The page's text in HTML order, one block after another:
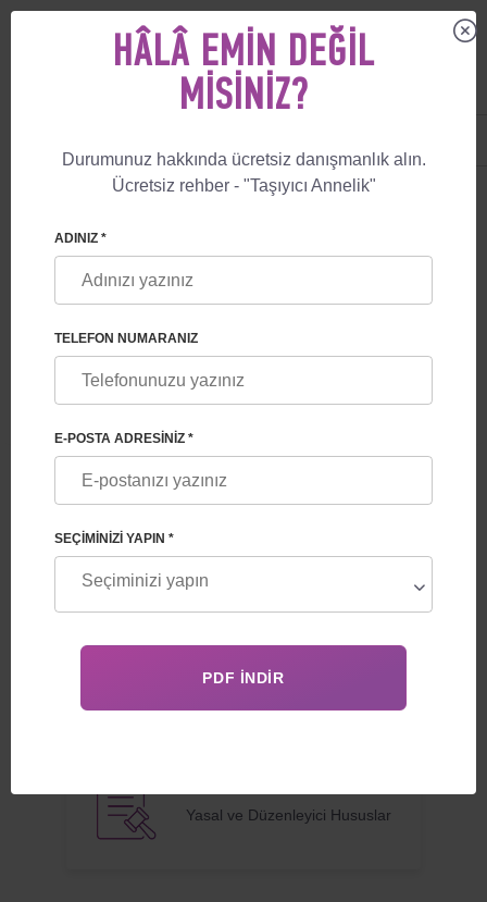
HIZMETLER TAŞIYICI ANNENIN SEÇILEN ÜLKEYE ÇIKIŞI
TAŞIYICI ANNENIN SEÇILEN
ÜLKEYE ÇIKIŞI
Herhangi bir nedenle, taşıyıcı anne katılımıyla belirli bir ulke
Üreme Grubumuz size yeni “Taşıyıcı annenin bebeğin doğumu
sunmaktadır.
HIZMETIN FAYDALARI
Yasal ve Düzenleyici Hususlar
HÂLÂ EMIN DEĞIL
MISINIZ?
Durumunuz hakkında ücretsiz danışmanlık alın.
Ücretsiz rehber - "Taşıyıcı Annelik"
ADINIZ *
TELEFON NUMARANIZ
E-POSTA ADRESINIZ *
SEÇIMINIZI YAPIN *